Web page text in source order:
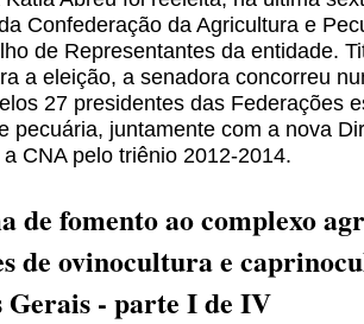
Confederação da Agricultura e
de Representantes da entidade.
a eleição, a senadora concorreu
27 presidentes das Federações
pecuária, juntamente com a nova
CNA pelo triênio 2012-2014.
de fomento ao complexo
de ovinocultura e
Gerais - parte I de IV